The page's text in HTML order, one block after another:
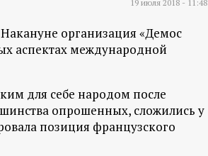
19 июля 2018 - 11:48
организация «Демос
аспектах международной
для себе народом после
опрошенных, сложились у
позиция французского